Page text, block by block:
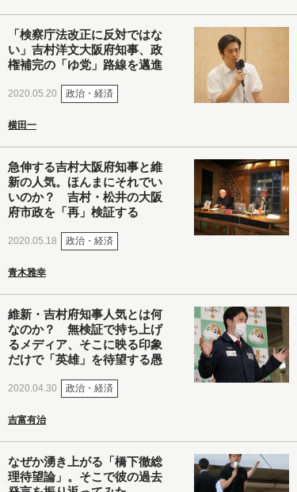
「検察庁法改正に反対ではな
い」吉村洋文大阪府知事、政
権補完の「ゆ党」路線を邁進
2020.05.20 政治・経済
横田一
急伸する吉村大阪府知事と維
新の人気。ほんまにそれでい
いのか？ 吉村・松井の大阪
府市政を「再」検証する
2020.05.18 政治・経済
青木雅幸
維新・吉村府知事人気とは何
なのか？ 無検証で持ち上げ
るメディア、そこに映る印象
だけで「英雄」を待望する愚
2020.04.30 政治・経済
吉富有治
なぜか湧き上がる「橋下徹総
理待望論」。そこで彼の過去